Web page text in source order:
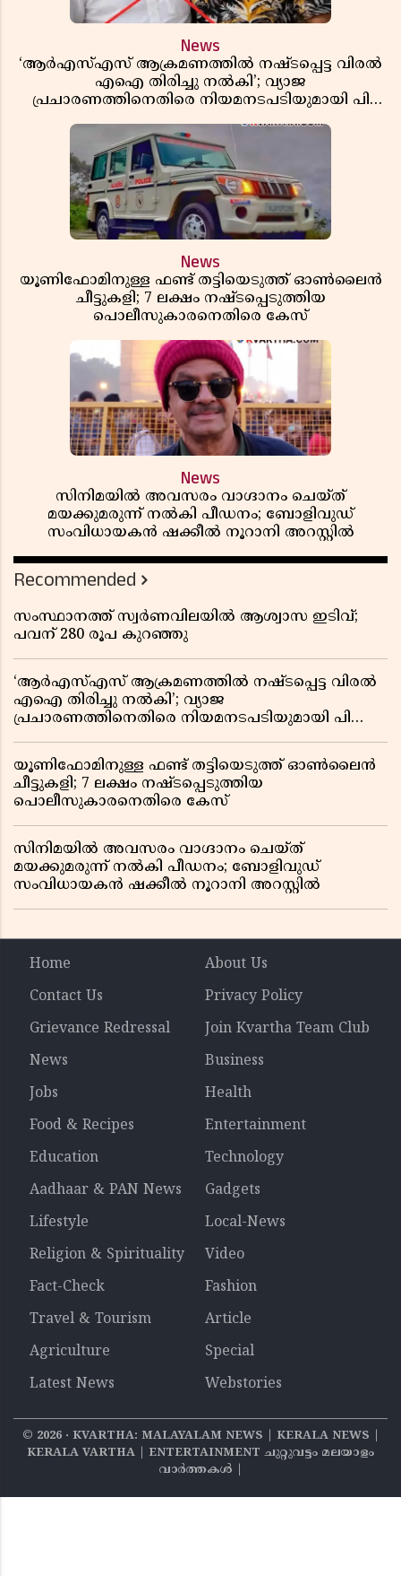
News
‘ആർഎസ്എസ് ആക്രമണത്തിൽ നഷ്ടപ്പെട്ട വിരൽ
എഐ തിരിച്ചു നൽകി’; വ്യാജ
പ്രചാരണത്തിനെതിരെ നിയമനടപടിയുമായി പി
News
യൂണിഫോമിനുള്ള ഫണ്ട് തട്ടിയെടുത്ത് ഓൺലൈൻ
ചീട്ടുകളി; 7 ലക്ഷം നഷ്ടപ്പെടുത്തിയ
പൊലീസുകാരനെതിരെ കേസ്
News
സിനിമയിൽ അവസരം വാഗ്ദാനം ചെയ്ത്
മയക്കുമരുന്ന് നൽകി പീഡനം; ബോളിവുഡ്
സംവിധായകൻ ഷക്കീൽ നൂറാനി അറസ്റ്റിൽ
Recommended
സംസ്ഥാനത്ത് സ്വര്‍ണവിലയില്‍ ആശ്വാസ ഇടിവ്;
പവന് 280 രൂപ കുറഞ്ഞു
‘ആർഎസ്എസ് ആക്രമണത്തിൽ നഷ്ടപ്പെട്ട വിരൽ
എഐ തിരിച്ചു നൽകി’; വ്യാജ
പ്രചാരണത്തിനെതിരെ നിയമനടപടിയുമായി പി
യൂണിഫോമിനുള്ള ഫണ്ട് തട്ടിയെടുത്ത് ഓൺലൈൻ
ചീട്ടുകളി; 7 ലക്ഷം നഷ്ടപ്പെടുത്തിയ
പൊലീസുകാരനെതിരെ കേസ്
സിനിമയിൽ അവസരം വാഗ്ദാനം ചെയ്ത്
മയക്കുമരുന്ന് നൽകി പീഡനം; ബോളിവുഡ്
സംവിധായകൻ ഷക്കീൽ നൂറാനി അറസ്റ്റിൽ
Home
About Us
Contact Us
Privacy Policy
Grievance Redressal
Join Kvartha Team Club
News
Business
Jobs
Health
Food & Recipes
Entertainment
Education
Technology
Aadhaar & PAN News
Gadgets
Lifestyle
Local-News
Religion & Spirituality
Video
Fact-Check
Fashion
Travel & Tourism
Article
Agriculture
Special
Latest News
Webstories
© 2026‧ KVARTHA: MALAYALAM NEWS | KERALA NEWS |
KERALA VARTHA | ENTERTAINMENT ചുറ്റുവട്ടം മലയാളം
വാര്‍ത്തകൾ |